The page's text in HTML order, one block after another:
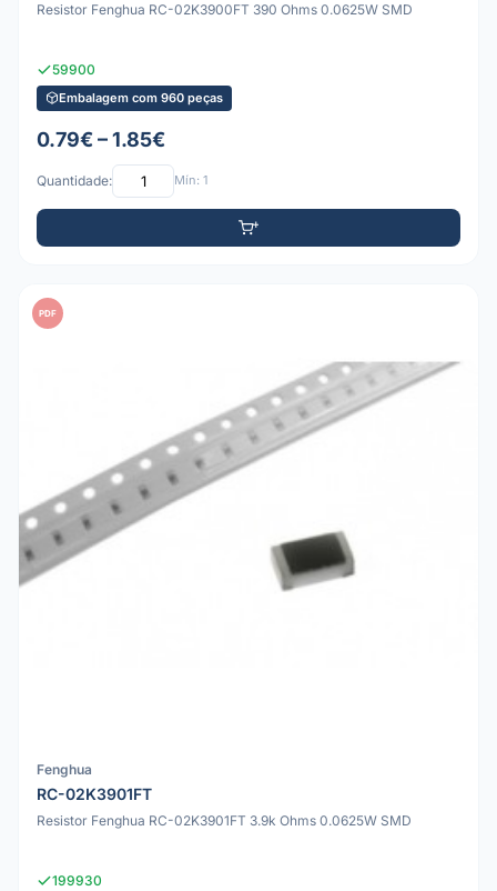
Resistor Fenghua RC-02K3900FT 390 Ohms 0.0625W SMD
59900
Embalagem com 960 peças
0.79€ – 1.85€
Quantidade: Mín: 1
PDF
Fenghua
RC-02K3901FT
Resistor Fenghua RC-02K3901FT 3.9k Ohms 0.0625W SMD
199930